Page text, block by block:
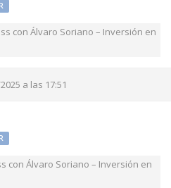
con Álvaro Soriano – Inversión en
a las 17:51
con Álvaro Soriano – Inversión en